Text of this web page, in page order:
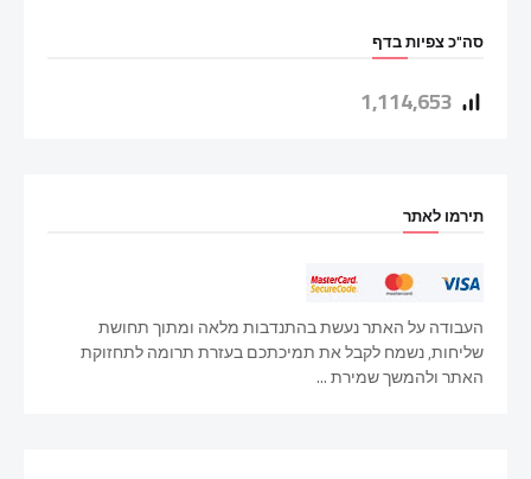
סה"כ צפיות בדף
1,114,653
תירמו לאתר
העבודה על האתר נעשת בהתנדבות מלאה ומתוך תחושת
שליחות, נשמח לקבל את תמיכתכם בעזרת תרומה לתחזוקת
האתר ולהמשך שמירת ...